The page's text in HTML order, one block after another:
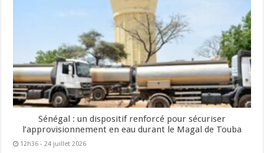
Sénégal : un dispositif renforcé pour sécuriser
l’approvisionnement en eau durant le Magal de Touba
12h36 - 24 juillet 2026